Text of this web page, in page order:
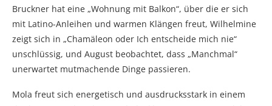
Bruckner hat eine „Wohnung mit Balkon“, über die er sich
mit Latino-Anleihen und warmen Klängen freut, Wilhelmine
zeigt sich in „Chamäleon oder Ich entscheide mich nie“
unschlüssig, und August beobachtet, dass „Manchmal“
unerwartet mutmachende Dinge passieren.
Mola freut sich energetisch und ausdrucksstark in einem